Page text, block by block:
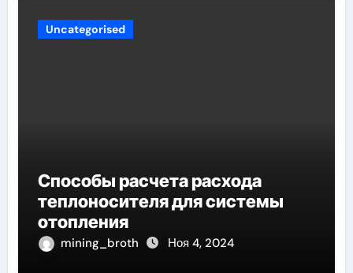
Uncategorised
Способы расчета расхода
теплоносителя для системы
отопления
mining_broth Ноя 4, 2024